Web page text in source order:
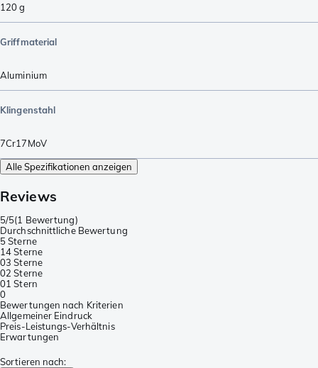
120g
Griffmaterial
Aluminium
Klingenstahl
7Cr17MoV
Alle Spezifikationen anzeigen
Reviews
5/5(1 Bewertung)
Durchschnittliche Bewertung
5 Sterne
14 Sterne
03 Sterne
02 Sterne
01 Stern
0
Bewertungen nach Kriterien
Allgemeiner Eindruck
Preis-Leistungs-Verhältnis
Erwartungen
Sortieren nach: